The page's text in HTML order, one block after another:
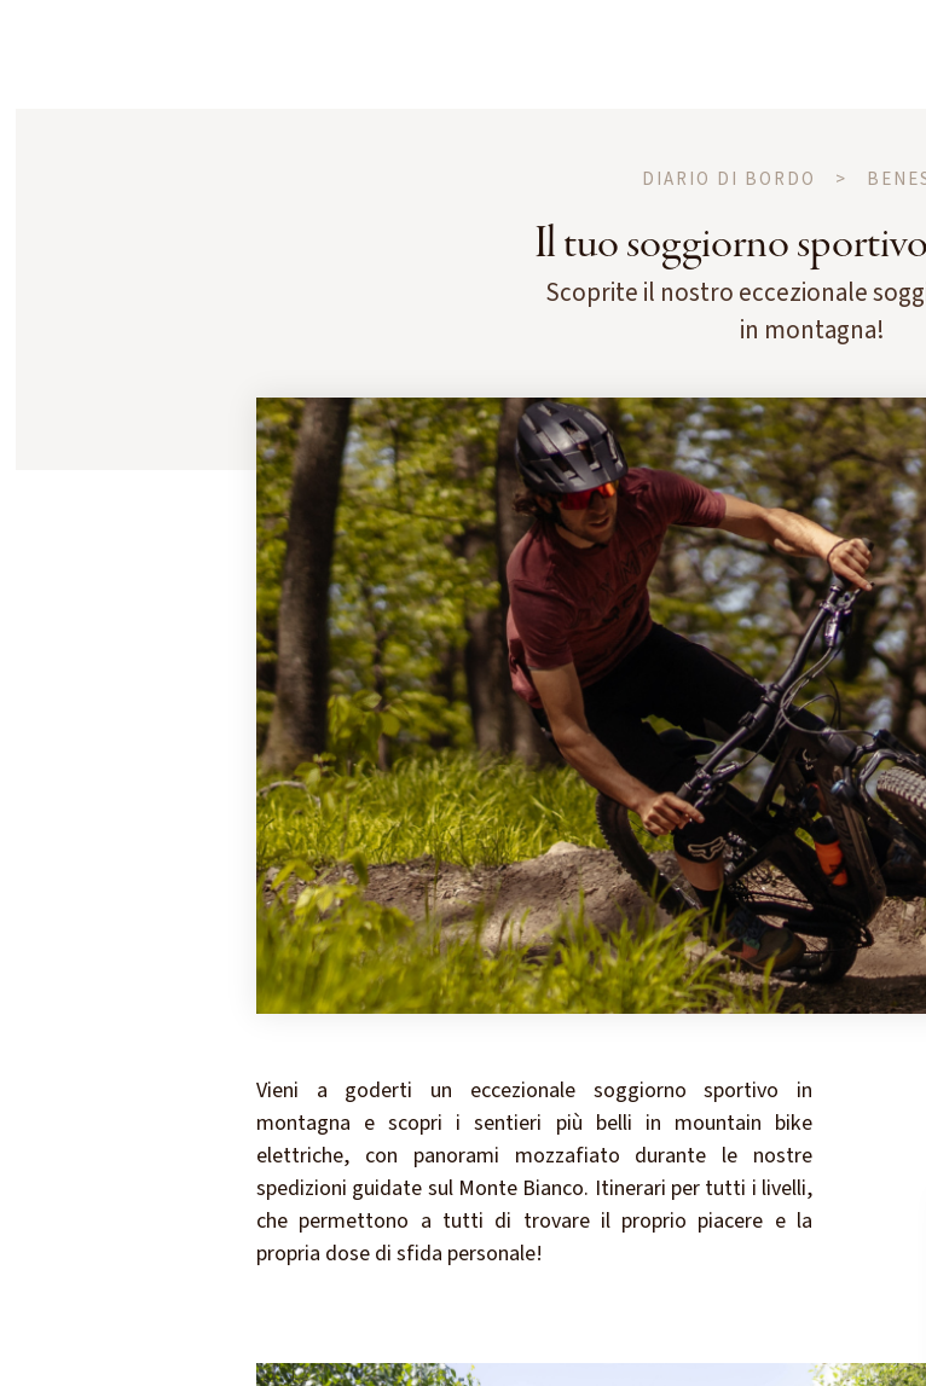
DIARIO DI BORDO >
Il tuo soggiorno
Scoprite il nostro eccezionale
in montagna!
Vieni a goderti un eccezionale soggiorno sportivo in
montagna e scopri i sentieri più belli in mountain bike
elettriche, con panorami mozzafiato durante le nostre
spedizioni guidate sul Monte Bianco. Itinerari per tutti i livelli,
che permettono a tutti di trovare il proprio piacere e la
propria dose di sfida personale!